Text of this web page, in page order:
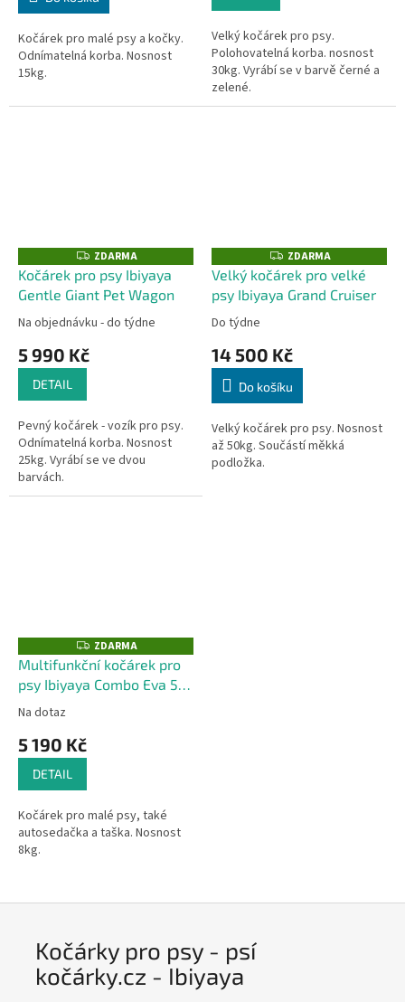
Kočárek pro malé psy a kočky.
Odnímatelná korba. Nosnost
15kg.
Velký kočárek pro psy.
Polohovatelná korba. nosnost
30kg. Vyrábí se v barvě černé a
zelené.
Z
D
A
R
A
ZDARMA
Kočárek pro psy Ibiyaya
Gentle Giant Pet Wagon
Na objednávku - do týdne
5 990 Kč
DETAIL
Pevný kočárek - vozík pro psy.
Odnímatelná korba. Nosnost
25kg. Vyrábí se ve dvou
barvách.
Z
D
A
R
ZDARMA
Velký kočárek pro velké
psy Ibiyaya Grand Cruiser
Do týdne
14 500 Kč
Do košíku
Velký kočárek pro psy. Nosnost
až 50kg. Součástí měkká
podložka.
Z
D
A
R
ZDARMA
Multifunkční kočárek pro
psy Ibiyaya Combo Eva 5 v
Na dotaz
5 190 Kč
DETAIL
Kočárek pro malé psy, také
autosedačka a taška. Nosnost
8kg.
Kočárky pro psy - psí
kočárky.cz - Ibiyaya